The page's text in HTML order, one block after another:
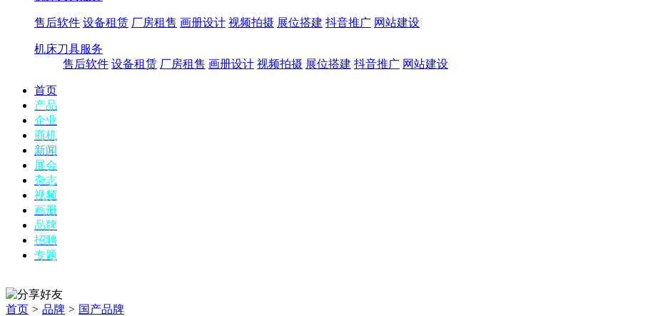
售后软件 设备租赁 厂房租售 画册设计 视频拍摄 展位搭建 抖音推广 网站建设
机床刀具服务
售后软件 设备租赁 厂房租售 画册设计 视频拍摄 展位搭建 抖音推广 网站建设
首页
产品
企业
商机
新闻
展会
杂志
视频
画册
品牌
招聘
专题
首页 > 品牌 > 国产品牌